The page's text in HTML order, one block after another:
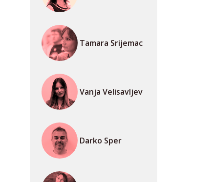
Tamara Srijemac
Vanja Velisavljev
Darko Sper